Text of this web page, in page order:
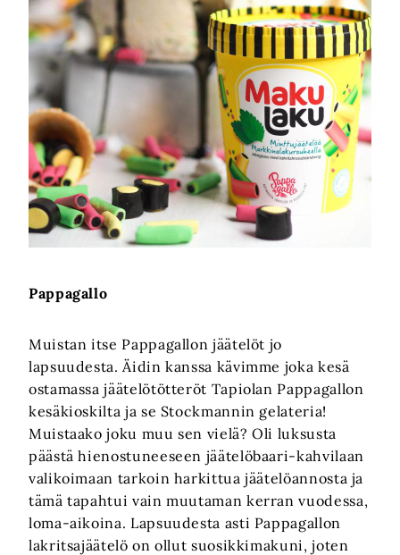
Pappagallo
Muistan itse Pappagallon jäätelöt jo
lapsuudesta. Äidin kanssa kävimme joka kesä
ostamassa jäätelötötteröt Tapiolan Pappagallon
kesäkioskilta ja se Stockmannin gelateria!
Muistaako joku muu sen vielä? Oli luksusta
päästä hienostuneeseen jäätelöbaari-kahvilaan
valikoimaan tarkoin harkittua jäätelöannosta ja
tämä tapahtui vain muutaman kerran vuodessa,
loma-aikoina. Lapsuudesta asti Pappagallon
lakritsajäätelö on ollut suosikkimakuni, joten